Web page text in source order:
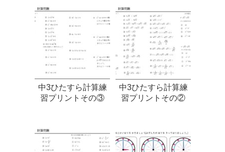
中3ひたすら計算練
習プリントその③
中3ひたすら計算練
習プリントその②